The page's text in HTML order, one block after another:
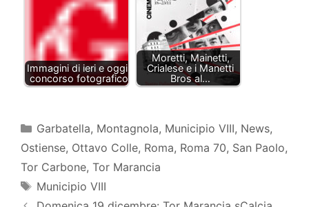
Immagini di ieri e oggi:
concorso fotografico
Moretti, Mainetti,
Crialese e i Manetti
Bros al…
Categorie
Garbatella, Montagnola, Municipio VIII, News,
Ostiense, Ottavo Colle, Roma, Roma 70, San Paolo,
Tor Carbone, Tor Marancia
Tag
Municipio VIII